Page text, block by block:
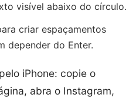
visível abaixo do círculo.
criar espaçamentos
depender do Enter.
iPhone: copie o
abra o Instagram,